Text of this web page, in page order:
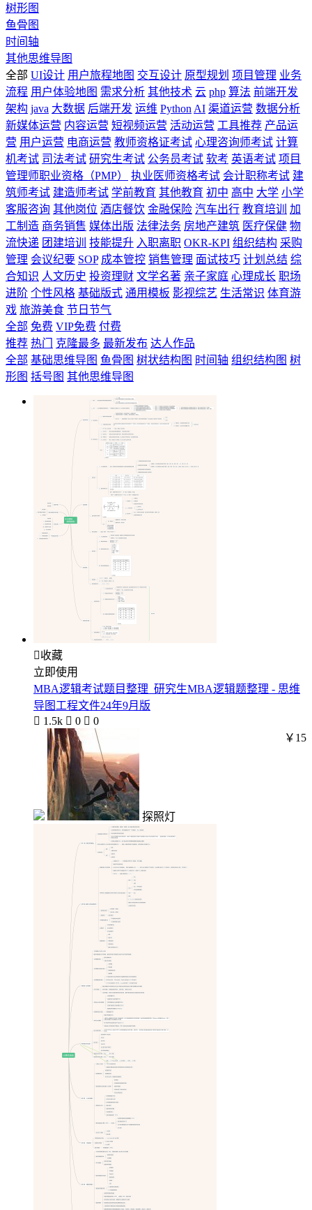
树形图
鱼骨图
时间轴
其他思维导图
全部 UI设计 用户旅程地图 交互设计 原型规划 项目管理 业务
流程 用户体验地图 需求分析 其他技术 云 php 算法 前端开发
架构 java 大数据 后端开发 运维 Python AI 渠道运营 数据分析
新媒体运营 内容运营 短视频运营 活动运营 工具推荐 产品运
营 用户运营 电商运营 教师资格证考试 心理咨询师考试 计算
机考试 司法考试 研究生考试 公务员考试 软考 英语考试 项目
管理师职业资格（PMP）
执业医师资格考试 会计职称考试 建
筑师考试 建造师考试 学前教育 其他教育 初中 高中 大学 小学
客服咨询 其他岗位 酒店餐饮 金融保险 汽车出行 教育培训
加
工制造 商务销售 媒体出版 法律法务 房地产建筑 医疗保健 物
流快递 团建培训 技能提升 入职离职 OKR-KPI 组织结构 采购
管理 会议纪要 SOP 成本管控 销售管理 面试技巧 计划总结 综
合知识 人文历史 投资理财 文学名著 亲子家庭 心理成长 职场
进阶 个性风格 基础版式 通用模板 影视综艺 生活常识 体育游
戏 旅游美食 节日节气
全部 免费 VIP免费 付费
推荐 热门 克隆最多 最新发布 达人作品
全部 基础思维导图 鱼骨图 树状结构图 时间轴 组织结构图 树
形图 括号图 其他思维导图
收藏
立即使用
MBA逻辑考试题目整理_研究生MBA逻辑题整理 - 思维
导图工程文件24年9月版
 1.5k  0  0
探照灯
￥15